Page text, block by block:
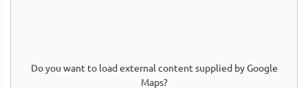
Do you want to load external content supplied byGoogle
Maps?